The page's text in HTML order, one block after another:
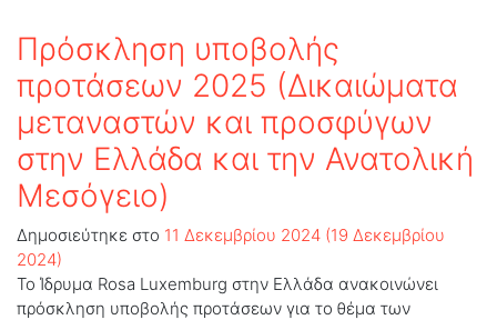
Πρόσκληση υποβολής
προτάσεων 2025 (Δικαιώματα
μεταναστών και προσφύγων
στην Ελλάδα και την Ανατολική
Μεσόγειο)
Δημοσιεύτηκε στο 11 Δεκεμβρίου 2024 (19 Δεκεμβρίου
2024)
Το Ίδρυμα Rosa Luxemburg στην Ελλάδα ανακοινώνει
πρόσκληση υποβολής προτάσεων για το θέμα των